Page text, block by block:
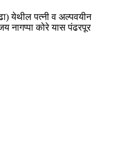
येथील पत्नी व अल्पवयीन
नागप्पा कोरे यास पंढरपूर